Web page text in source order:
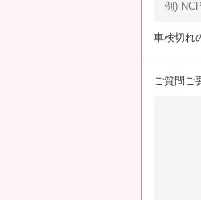
車検切れ
ご質問ご